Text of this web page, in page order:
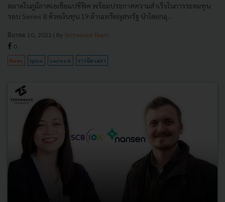
ตลาดในภูมิภาคเอเชียแปซิฟิค พร้อมประกาศความสำเร็จในการระดมทุน
รอบ Series B ด้วยเงินทุน 19 ล้านเหรียญสหรัฐ นำโดยกลุ...
มีนาคม 10, 2022 | By Techsauce Team
0
News lgloo series-b ราวนัค เมธา